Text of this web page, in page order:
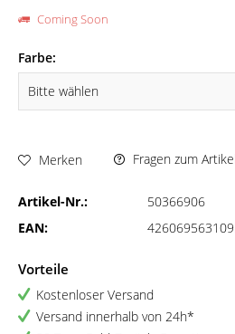
Coming Soon
Farbe:
Merken Fragen zum
Artikel-Nr.:
50366906
EAN:
Vorteile
Kostenloser Versand
Versand innerhalb von 24h*